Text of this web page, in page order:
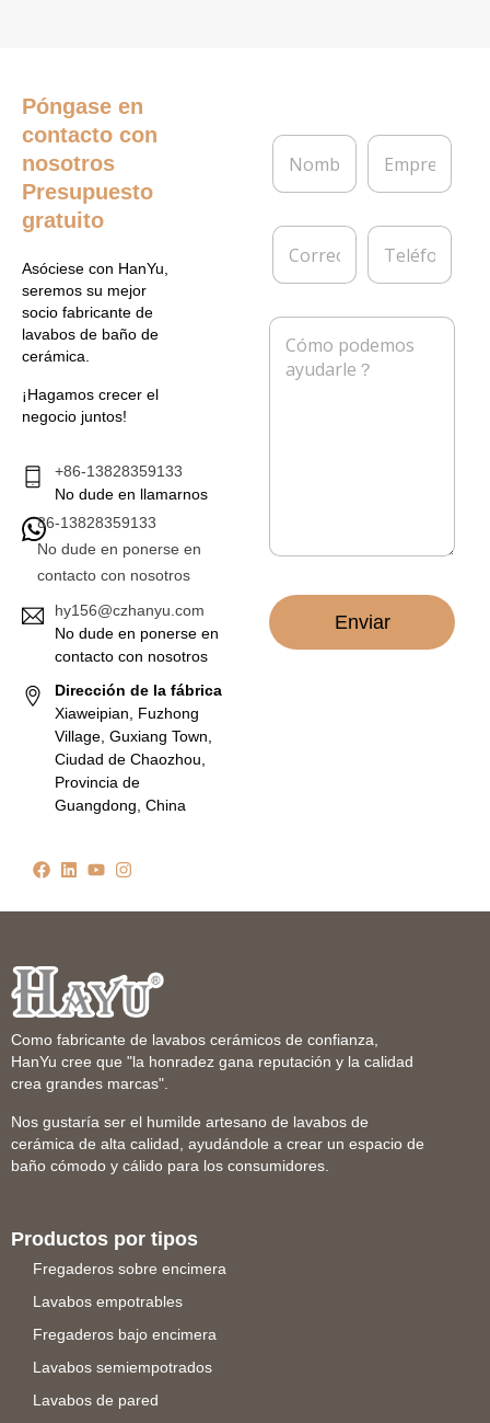
Póngase en
contacto con
nosotros
Presupuesto
gratuito
Asóciese con HanYu,
seremos su mejor
socio fabricante de
lavabos de baño de
cerámica.
¡Hagamos crecer el
negocio juntos!
+86-13828359133
No dude en llamarnos
86-13828359133
No dude en ponerse en
contacto con nosotros
hy156@czhanyu.com
No dude en ponerse en
contacto con nosotros
Dirección de la fábrica
Xiaweipian, Fuzhong
Village, Guxiang Town,
Ciudad de Chaozhou,
Provincia de
Guangdong, China
N
m
r
E
p
e
C
r
e
c
T
l
f
o
n
M
Enviar
Como fabricante de lavabos cerámicos de confianza,
HanYu cree que "la honradez gana reputación y la calidad
crea grandes marcas".
Nos gustaría ser el humilde artesano de lavabos de
cerámica de alta calidad, ayudándole a crear un espacio de
baño cómodo y cálido para los consumidores.
Productos por tipos
Fregaderos sobre encimera
Lavabos empotrables
Fregaderos bajo encimera
Lavabos semiempotrados
Lavabos de pared